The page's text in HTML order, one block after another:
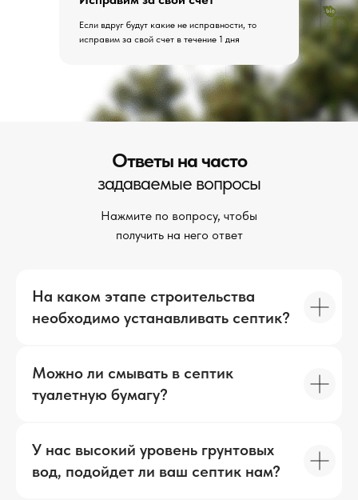
Если вдруг будут какие не исправности, то
исправим за свой счет в течение 1 дня
Ответы на часто
задаваемые вопросы
Нажмите по вопросу, чтобы
получить на него ответ
На каком этапе строительства
необходимо устанавливать септик?
Можно ли смывать в септик
туалетную бумагу?
У нас высокий уровень грунтовых
вод, подойдет ли ваш септик нам?